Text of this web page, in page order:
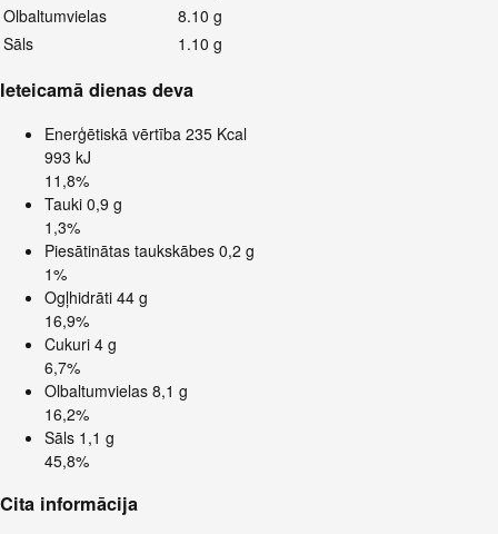
Olbaltumvielas
8.10 g
Sāls
1.10 g
Ieteicamā dienas deva
Enerģētiskā vērtība 235 Kcal
993 kJ
11,8%
Tauki 0,9 g
1,3%
Piesātinātas taukskābes 0,2 g
1%
Ogļhidrāti 44 g
16,9%
Cukuri 4 g
6,7%
Olbaltumvielas 8,1 g
16,2%
Sāls 1,1 g
45,8%
Cita informācija